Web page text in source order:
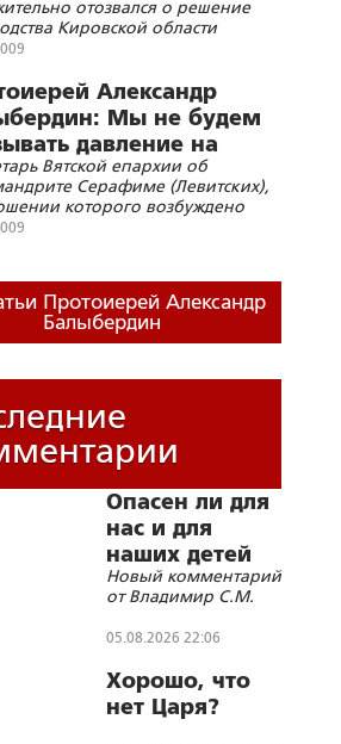
отозвался о решение
Кировской области
вопрос о переименовании
Александр
Мы не будем
давление на
органы
Вятской епархии об
Серафиме (Левитских),
которого возбуждено
дело
Протоиерей Александр
Балыбердин
Опасен ли для
нас и для
наших детей
«бегущий
гуру»?
Новый комментарий
от Владимир С.М.
05.08.2026 22:06
Хорошо, что
нет Царя?